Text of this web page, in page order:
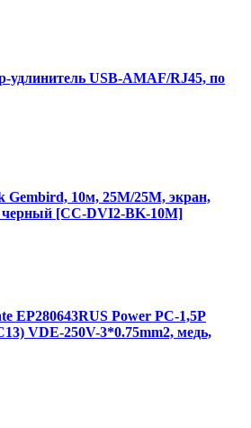
удлинитель USB-AMAF/RJ45, по
10м, 25M/25M, экран,
черный [CC-DVI2-BK-10M]
EP280643RUS Power PC-1,5P
VDE-250V-3*0.75mm2, медь,